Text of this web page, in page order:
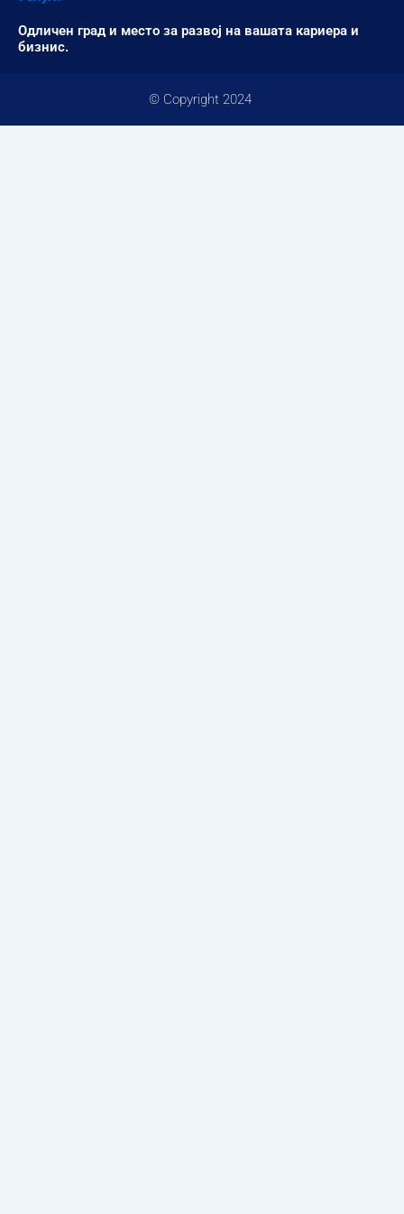
Одличен град и место за развој на вашата кариера и
бизнис.
© Copyright 2024